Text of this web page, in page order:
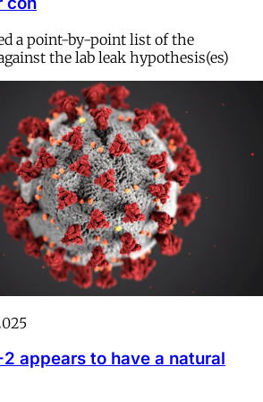
a point-by-point list of the
the lab leak hypothesis(es)
appears to have a natural